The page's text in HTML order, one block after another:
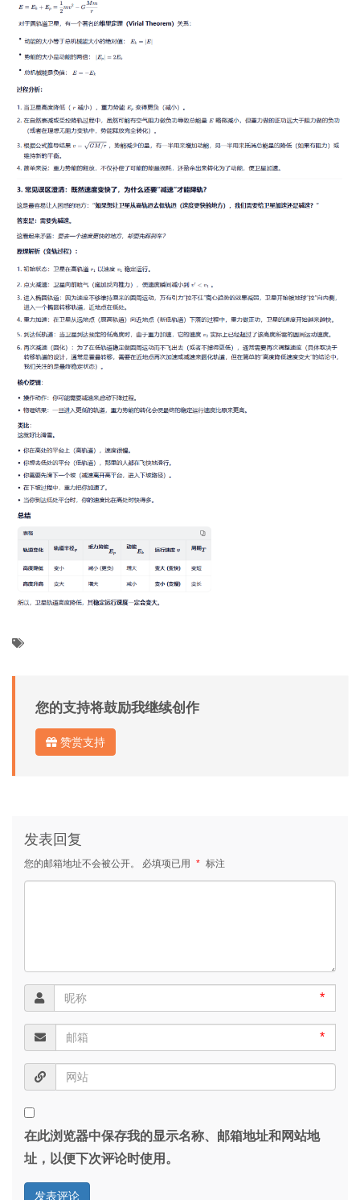
您的支持将鼓励我继续创作
赞赏支持
发表回复
您的邮箱地址不会被公开。 必填项已用 * 标注
*
*
在此浏览器中保存我的显示名称、邮箱地址和网站地
址，以便下次评论时使用。